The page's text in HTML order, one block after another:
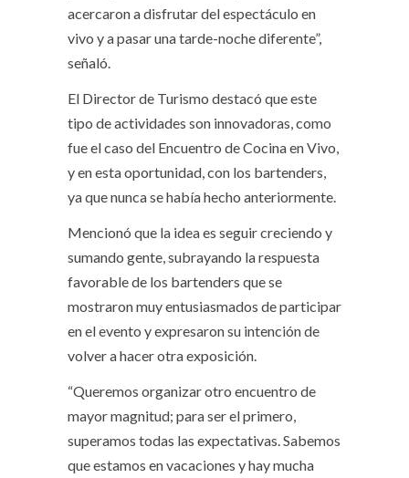
acercaron a disfrutar del espectáculo en
vivo y a pasar una tarde-noche diferente”,
señaló.
El Director de Turismo destacó que este
tipo de actividades son innovadoras, como
fue el caso del Encuentro de Cocina en Vivo,
y en esta oportunidad, con los bartenders,
ya que nunca se había hecho anteriormente.
Mencionó que la idea es seguir creciendo y
sumando gente, subrayando la respuesta
favorable de los bartenders que se
mostraron muy entusiasmados de participar
en el evento y expresaron su intención de
volver a hacer otra exposición.
“Queremos organizar otro encuentro de
mayor magnitud; para ser el primero,
superamos todas las expectativas. Sabemos
que estamos en vacaciones y hay mucha